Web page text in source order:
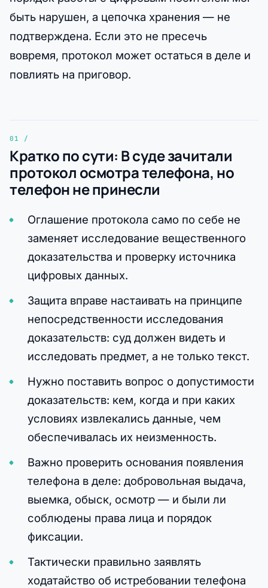
быть нарушен, а цепочка хранения — не
подтверждена. Если это не пресечь
вовремя, протокол может остаться в деле и
повлиять на приговор.
Кратко по сути: В суде зачитали
протокол осмотра телефона, но
телефон не принесли
Оглашение протокола само по себе не
заменяет исследование вещественного
доказательства и проверку источника
цифровых данных.
Защита вправе настаивать на принципе
непосредственности исследования
доказательств: суд должен видеть и
исследовать предмет, а не только текст.
Нужно поставить вопрос о допустимости
доказательств: кем, когда и при каких
условиях извлекались данные, чем
обеспечивалась их неизменность.
Важно проверить основания появления
телефона в деле: добровольная выдача,
выемка, обыск, осмотр — и были ли
соблюдены права лица и порядок
фиксации.
Тактически правильно заявлять
ходатайство об истребовании телефона